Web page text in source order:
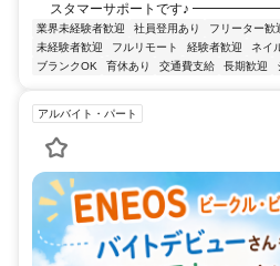
スタマーサポートです♪
業界未経験者歓迎 社員登用あり フリーター歓
未経験者歓迎
フルリモート 経験者歓迎 ネイ
ブランクOK
育休あり 交通費支給 長期歓迎
アルバイト・パート